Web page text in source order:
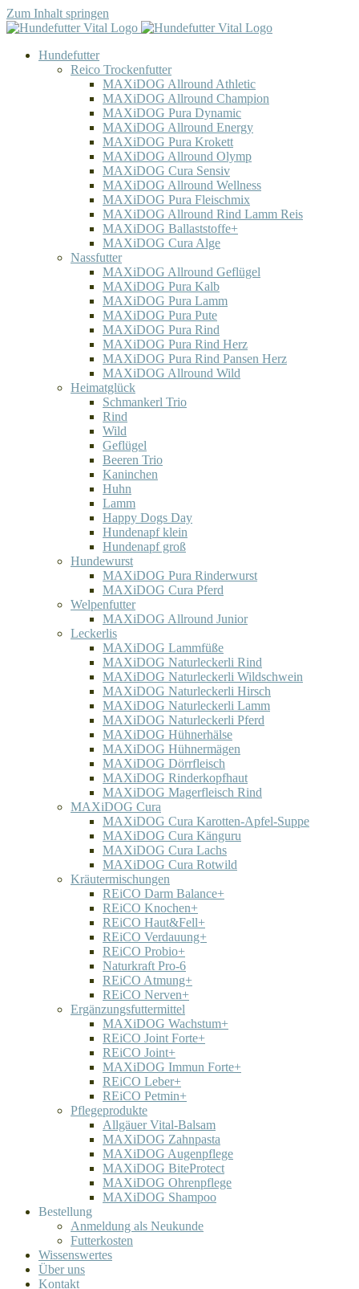
Zum Inhalt springen
Hundefutter
Reico Trockenfutter
MAXiDOG Allround Athletic
MAXiDOG Allround Champion
MAXiDOG Pura Dynamic
MAXiDOG Allround Energy
MAXiDOG Pura Krokett
MAXiDOG Allround Olymp
MAXiDOG Cura Sensiv
MAXiDOG Allround Wellness
MAXiDOG Pura Fleischmix
MAXiDOG Allround Rind Lamm Reis
MAXiDOG Ballaststoffe+
MAXiDOG Cura Alge
Nassfutter
MAXiDOG Allround Geflügel
MAXiDOG Pura Kalb
MAXiDOG Pura Lamm
MAXiDOG Pura Pute
MAXiDOG Pura Rind
MAXiDOG Pura Rind Herz
MAXiDOG Pura Rind Pansen Herz
MAXiDOG Allround Wild
Heimatglück
Schmankerl Trio
Rind
Wild
Geflügel
Beeren Trio
Kaninchen
Huhn
Lamm
Happy Dogs Day
Hundenapf klein
Hundenapf groß
Hundewurst
MAXiDOG Pura Rinderwurst
MAXiDOG Cura Pferd
Welpenfutter
MAXiDOG Allround Junior
Leckerlis
MAXiDOG Lammfüße
MAXiDOG Naturleckerli Rind
MAXiDOG Naturleckerli Wildschwein
MAXiDOG Naturleckerli Hirsch
MAXiDOG Naturleckerli Lamm
MAXiDOG Naturleckerli Pferd
MAXiDOG Hühnerhälse
MAXiDOG Hühnermägen
MAXiDOG Dörrfleisch
MAXiDOG Rinderkopfhaut
MAXiDOG Magerfleisch Rind
MAXiDOG Cura
MAXiDOG Cura Karotten-Apfel-Suppe
MAXiDOG Cura Känguru
MAXiDOG Cura Lachs
MAXiDOG Cura Rotwild
Kräutermischungen
REiCO Darm Balance+
REiCO Knochen+
REiCO Haut&Fell+
REiCO Verdauung+
REiCO Probio+
Naturkraft Pro-6
REiCO Atmung+
REiCO Nerven+
Ergänzungsfuttermittel
MAXiDOG Wachstum+
REiCO Joint Forte+
REiCO Joint+
MAXiDOG Immun Forte+
REiCO Leber+
REiCO Petmin+
Pflegeprodukte
Allgäuer Vital-Balsam
MAXiDOG Zahnpasta
MAXiDOG Augenpflege
MAXiDOG BiteProtect
MAXiDOG Ohrenpflege
MAXiDOG Shampoo
Bestellung
Anmeldung als Neukunde
Futterkosten
Wissenswertes
Über uns
Kontakt